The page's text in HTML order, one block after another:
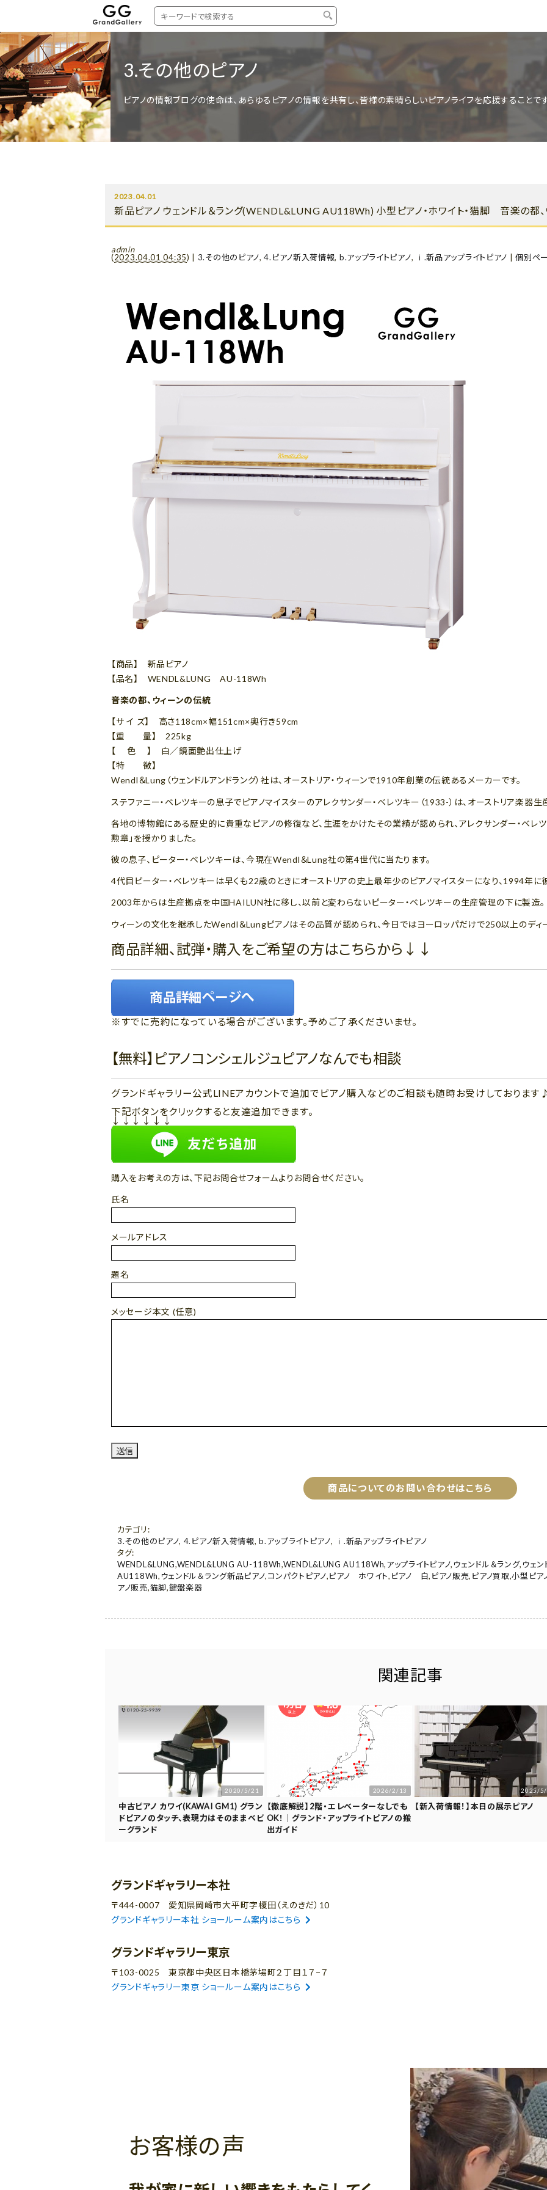
タイプ
中古アップライトピアノ
コンサートグランドピアノ
YAMAHA
KAWAI
STEINWAY&SONS
BOSTON
DIAPASON
もっとみる
ピアノ
新品
3.その他のピアノ
ピアノの情報ブログの使命は、あらゆるピアノの情報を共有し、皆様の素晴らしいピアノライフを応援することです
2023.04.01
新品ピアノ ウェンドル＆ラング(WENDL&LUNG AU118Wh) 小型ピアノ・ホワイト・猫脚 音楽の都
admin
(2023.04.01 04:35) 3.その他のピアノ,4.ピアノ新入荷情報, b.アップライトピアノ, ⅰ.新品アップライトピアノ |個別ペ
【商品】 新品ピアノ
【品名】 WENDL&LUNG AU-118Wh
音楽の都、ウィーンの伝統
【サ イ ズ】 高さ118cm×幅151cm×奥行き59cm
【重 量】 225kg
【 色 】 白／鏡面艶出仕上げ
【特 徴】
Wendl＆Lung（ウェンドルアンドラング）社は、オーストリア・ウィーンで1910年創業の伝統あるメーカーです。
ステファニー・ベレツキーの息子でピアノマイスターのアレクサンダー・ベレツキー（1933-）は、オーストリア楽器
各地の博物館にある歴史的に貴重なピアノの修復など、生涯をかけたその業績が認められ、アレクサンダー・ベレツ
勲章」を授かりました。
彼の息子、ピーター・ベレツキーは、今現在Wendl＆Lung社の第4世代に当たります。
4代目ピーター・ベレツキーは早くも22歳のときにオーストリアの史上最年少のピアノマイスターになり、1994年に
2003年からは生産拠点を中国HAILUN社に移し、以前と変わらないピーター・ベレツキーの生産管理の下に製造。
ウィーンの文化を継承したWendl＆Lungピアノはその品質が認められ、今日ではヨーロッパだけで250以上のディ
商品詳細、試弾・購入をご希望の方はこちらから↓↓
※すでに売約になっている場合がございます。予めご了承くださいませ。
【無料】ピアノコンシェルジュピアノなんでも相談
グランドギャラリー公式LINEアカウントで追加でピアノ購入などのご相談も随時お受けしております♪
下記ボタンをクリックすると友達追加できます。
↓↓↓↓↓↓
購入をお考えの方は、下記お問合せフォームよりお問合せください。
氏名
メールアドレス
題名
メッセージ本文 (任意)
商品についてのお問い合わせはこちら
カテゴリ :
3.その他のピアノ, 4.ピアノ新入荷情報,b.アップライトピアノ,
ⅰ.新品アップライトピアノ
タグ:
WENDL&LUNG,WENDL&LUNG AU-118Wh,WENDL&LUNG AU118Wh,アップライトピアノ, ウェンドル＆ラング, ウェ
AU118Wh, ウェンドル＆ラング新品ピアノ,コンパクトピアノ,ピアノ ホワイト, ピアノ 白, ピアノ販売, ピアノ買取,小型ピア
アノ販売,猫脚,鍵盤楽器
関連記事
2020/5/21
中古ピアノ カワイ(KAWAI GM1) グラン
ドピアノのタッチ、表現力はそのままベビ
ーグランド
2026/2/13
【徹底解説】2階・エレベーターなしでも
OK！｜グランド・アップライトピアノの搬
出ガイド
2025/
【新入荷情報！】本日の展示ピアノ
グランドギャラリー本社
〒444-0007 愛知県岡崎市大平町字榎田（えのきだ）10
グランドギャラリー本社 ショールーム案内はこちら
グランドギャラリー東京
〒103-0025 東京都中央区日本橋茅場町２丁目１７−７
グランドギャラリー東京 ショールーム案内はこちら
お客様の声